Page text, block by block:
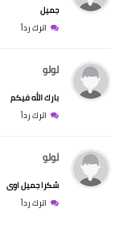
جميل
اترك رداً
لولو
بارك الله فيكم
اترك رداً
لولو
شكرا جميل اوى
اترك رداً